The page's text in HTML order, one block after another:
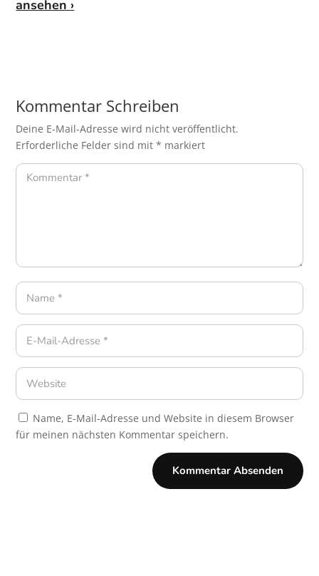
ansehen ›
Kommentar Schreiben
Deine E-Mail-Adresse wird nicht veröffentlicht.
Erforderliche Felder sind mit* markiert
Name, E-Mail-Adresse und Website in diesem Browser
für meinen nächsten Kommentar speichern.